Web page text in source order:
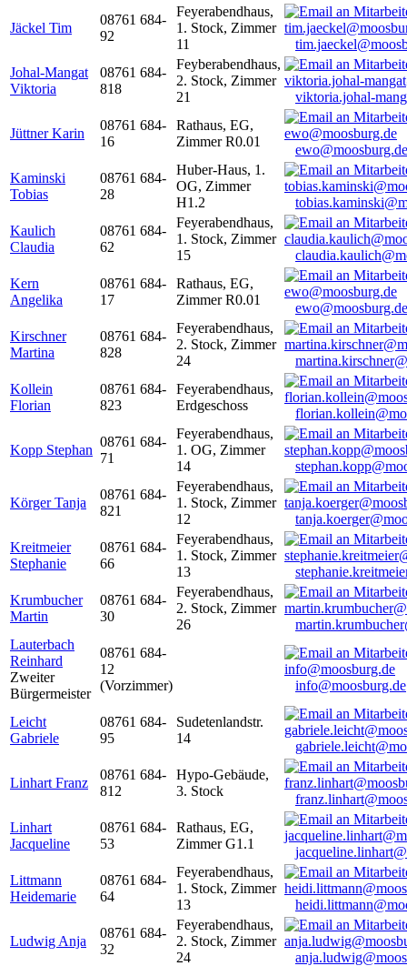
Jäckel Tim
08761 684-
92
Feyerabendhaus,
1. Stock, Zimmer
11
Johal-Mangat
Viktoria
08761 684-
818
Feyberabendhaus,
2. Stock, Zimmer
21
viktoria.johal-
Jüttner Karin
08761 684-
16
Rathaus, EG,
Zimmer R0.01
ewo@moosburg.de
Kaminski
Tobias
08761 684-
28
Huber-Haus, 1.
OG, Zimmer
H1.2
Kaulich
Claudia
08761 684-
62
Feyerabendhaus,
1. Stock, Zimmer
15
Kern
Angelika
08761 684-
17
Rathaus, EG,
Zimmer R0.01
ewo@moosburg.de
Kirschner
Martina
08761 684-
828
Feyerabendhaus,
2. Stock, Zimmer
24
Kollein
Florian
08761 684-
823
Feyerabendhaus,
Erdgeschoss
Kopp Stephan
08761 684-
71
Feyerabendhaus,
1. OG, Zimmer
14
Körger Tanja
08761 684-
821
Feyerabendhaus,
1. Stock, Zimmer
12
Kreitmeier
Stephanie
08761 684-
66
Feyerabendhaus,
1. Stock, Zimmer
13
Krumbucher
Martin
08761 684-
30
Feyerabendhaus,
2. Stock, Zimmer
26
Lauterbach
Reinhard
Zweiter
Bürgermeister
08761 684-
12
(Vorzimmer)
info@moosburg.de
Leicht
Gabriele
08761 684-
95
Sudetenlandstr.
14
Linhart Franz
08761 684-
812
Hypo-Gebäude,
3. Stock
Linhart
Jacqueline
08761 684-
53
Rathaus, EG,
Zimmer G1.1
Littmann
Heidemarie
08761 684-
64
Feyerabendhaus,
1. Stock, Zimmer
13
Ludwig Anja
08761 684-
32
Feyerabendhaus,
2. Stock, Zimmer
24